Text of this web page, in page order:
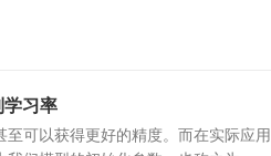
习率
可以获得更好的精度。而在实际应用